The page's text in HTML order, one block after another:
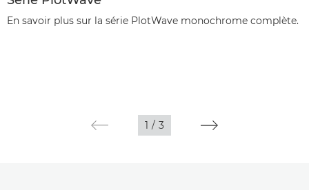
En savoir plus sur la série PlotWave monochrome complète.
1 / 3